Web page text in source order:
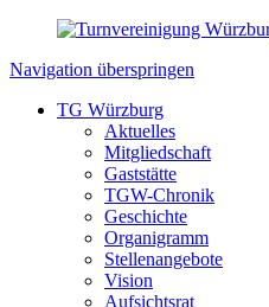
Navigation überspringen
TG Würzburg
Aktuelles
Mitgliedschaft
Gaststätte
TGW-Chronik
Geschichte
Organigramm
Stellenangebote
Vision
Aufsichtsrat